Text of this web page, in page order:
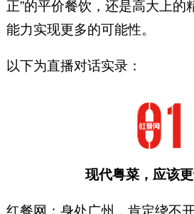
正”的平价餐饮，还是高大上的
能力实现更多的可能性。
以下为直播对话实录：
现代粤菜，应该
红餐网：身处广州，肯定绕不